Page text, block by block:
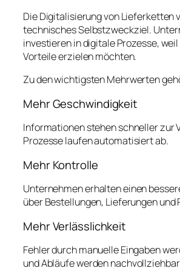
Die Digitalisierung von Lieferketten
technisches Selbstzweckziel.
investieren in digitale Prozesse,
Vorteile erzielen möchten.
Zu den wichtigsten Mehrwerten
Mehr Geschwindigkeit
Informationen stehen schneller zur
Prozesse laufen automatisiert ab.
Mehr Kontrolle
Unternehmen erhalten einen
über Bestellungen, Lieferungen und
Mehr Verlässlichkeit
Fehler durch manuelle Eingaben
und Abläufe werden